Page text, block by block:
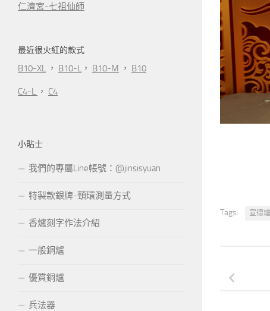
Tags: 宣德爐
仁濟宮-七祖仙師
最近很火紅的款式
B10-XL ， B10-L ， B10-M ， B10
C4-L ， C4
小貼士
我們的專屬Line帳號：@jinsisyuan
特製款銀牌-頸環測量方式
香爐刻字作法介紹
一般銅爐
優質銅爐
兵法器